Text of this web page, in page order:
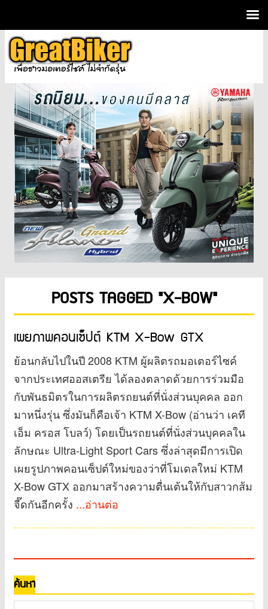
POSTS TAGGED "X-BOW"
เผยภาพคอนเซ็ปต์ KTM X-Bow GTX
ย้อนกลับไปในปี 2008 KTM ผู้ผลิตรถมอเตอร์ไซค์
จากประเทศออสเตรีย ได้ลองตลาดด้วยการร่วมมือ
กับพันธมิตรในการผลิตรถยนต์ที่นั่งส่วนบุคคล ออก
มาหนึ่งรุ่น ซึ่งมันก็คือเจ้า KTM X-Bow (อ่านว่า เคที
เอ็ม ครอส โบลว์) โดยเป็นรถยนต์ที่นั่งส่วนบุคคลใน
ลักษณะ Ultra-Light Sport Cars ซึ่งล่าสุดมีการเปิด
เผยรูปภาพคอนเซ็ปต์ใหม่ของว่าที่โมเดลใหม่ KTM
X-Bow GTX ออกมาสร้างความตื่นเต้นให้กับสาวกส้ม
จี๊ดกันอีกครั้ง ...อ่านต่อ
ค้นหา